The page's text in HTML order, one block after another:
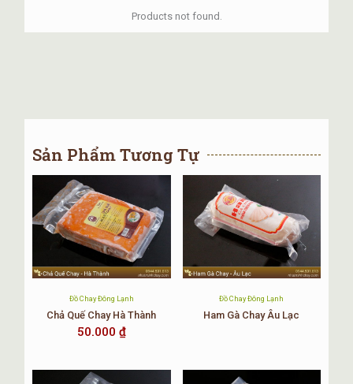
Products not found.
Sản Phẩm Tương Tự
Đồ Chay Đông Lạnh
Chả Quế Chay Hà Thành
50.000 ₫
Đồ Chay Đông Lạnh
Ham Gà Chay Âu Lạc